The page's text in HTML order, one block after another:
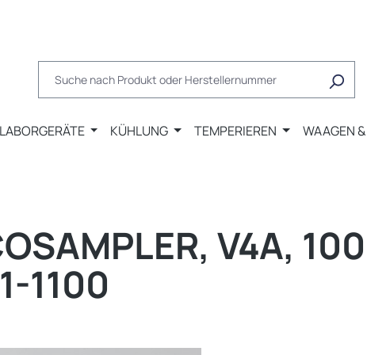
LABORGERÄTE KÜHLUNG TEMPERIEREN WAAGEN
V4A,
1100